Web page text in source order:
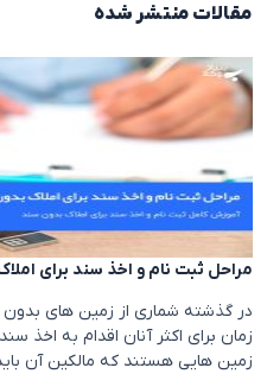
مقالات منتشر شده
مراحل ثبت نام و اخذ سند برای
در گذشته شماری از زمین های
زمان برای اکثر آنان اقدام به اخذ
زمین هایی هستند که مالکین آن